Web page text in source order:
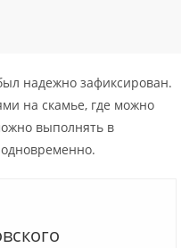
надежно зафиксирован.
на скамье, где можно
выполнять в